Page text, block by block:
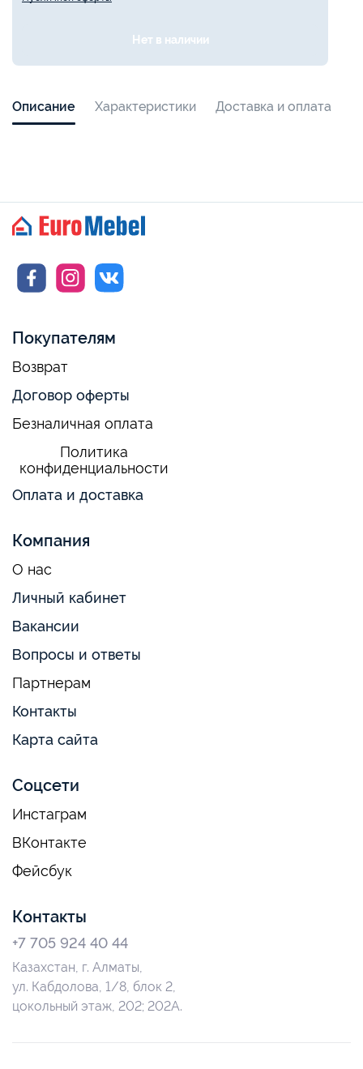
Нет в наличии
Описание Характеристики Доставка и оплата
Покупателям
Возврат
Договор оферты
Безналичная оплата
Политика
конфиденциальности
Оплата и доставка
Компания
О нас
Личный кабинет
Вакансии
Вопросы и ответы
Партнерам
Контакты
Карта сайта
Соцсети
Инстаграм
ВКонтакте
Фейсбук
Контакты
+7 705 924 40 44
Казахстан, г. Алматы,
ул. Кабдолова, 1/8, блок 2,
цокольный этаж, 202; 202А.